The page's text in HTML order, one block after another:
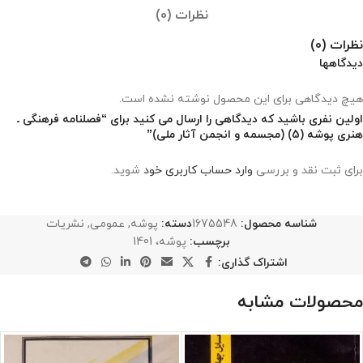
نظرات (0)
نظرات (0)
دیدگاهها
هیچ دیدگاهی برای این محصول نوشته نشده است.
اولین نفری باشید که دیدگاهی را ارسال می کنید برای “فصلنامه فرهنگی ـ
هنری پوشه (5) (مجسمه و انجمن آثار ملی)”
برای ثبت نقد و بررسی وارد حساب کاربری خود شوید.
شناسه محصول: 1675548دسته: پوشه, عمومی, نشریات
برچسب: پوشه، 1401
اشتراک گذاری:
محصولات مشابه